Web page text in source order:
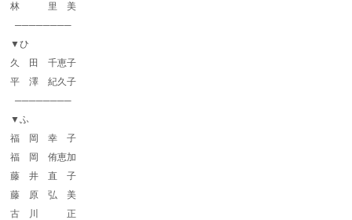
林 里 美
────────
▼ひ
久 田 千恵子
平 澤 紀久子
────────
▼ふ
福 岡 幸 子
福 岡 侑恵加
藤 井 直 子
藤 原 弘 美
古 川 正